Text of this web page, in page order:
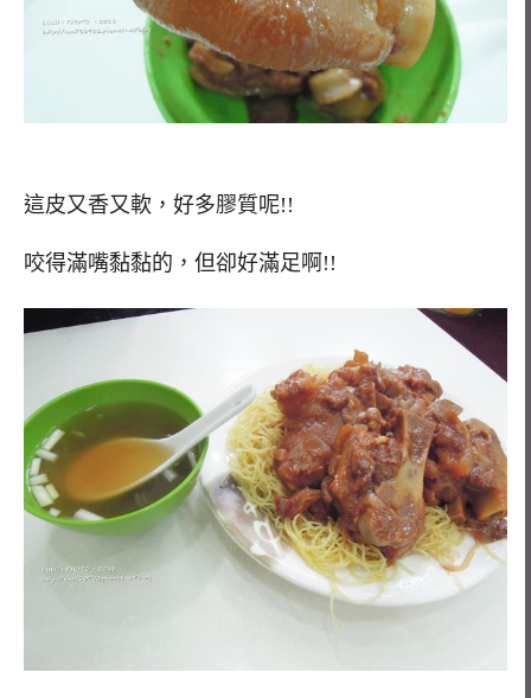
這皮又香又軟，好多膠質呢!!
咬得滿嘴黏黏的，但卻好滿足啊!!